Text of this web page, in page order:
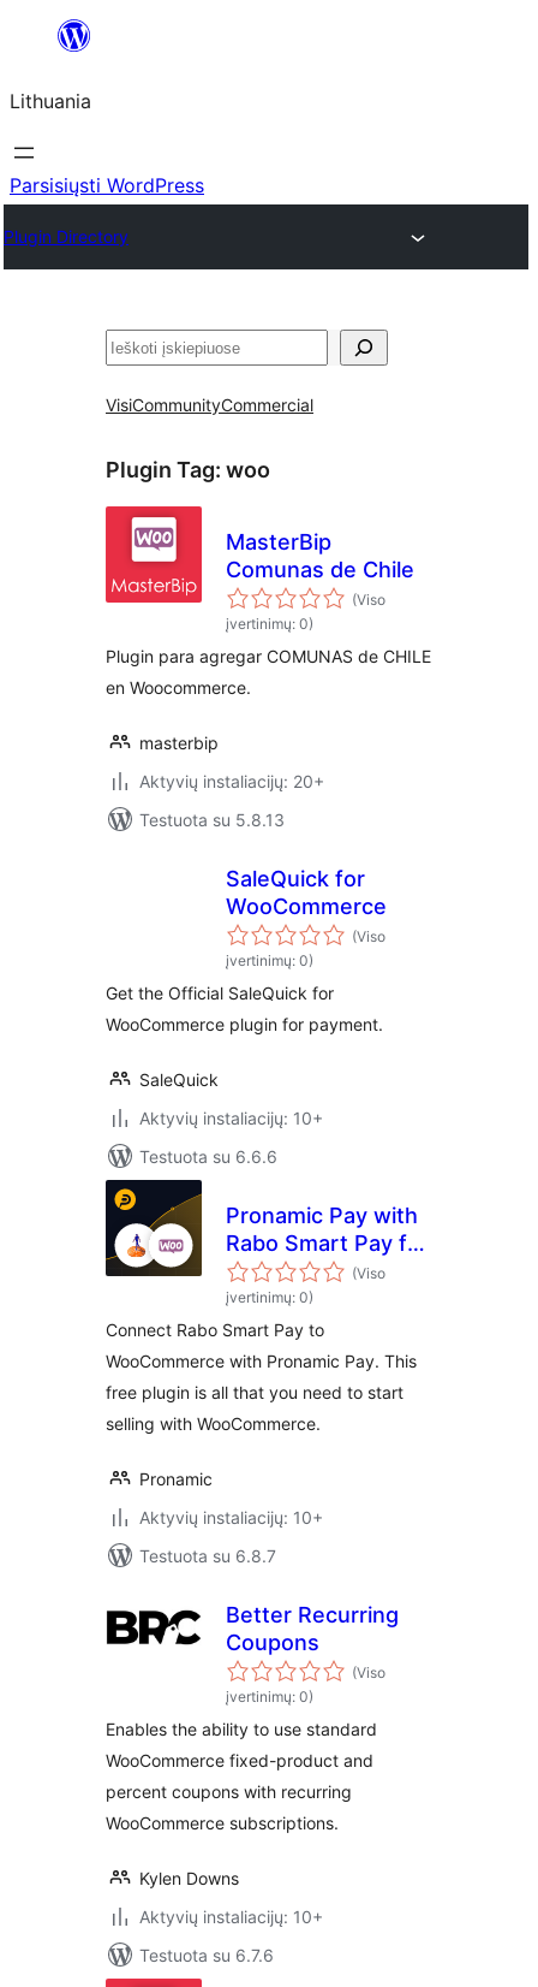
turinio
Lithuania
Parsisiųsti WordPress
Plugin Directory
Paieška
VisiCommunityCommercial
Plugin Tag: woo
MasterBip
Comunas de Chile
(Viso
įvertinimų: 0)
Plugin para agregar COMUNAS de CHILE
en Woocommerce.
masterbip
Aktyvių instaliacijų: 20+
Testuota su 5.8.13
SaleQuick for
WooCommerce
(Viso
įvertinimų: 0)
Get the Official SaleQuick for
WooCommerce plugin for payment.
SaleQuick
Aktyvių instaliacijų: 10+
Testuota su 6.6.6
Pronamic Pay with
Rabo Smart Pay for
WooCommerce
(Viso
įvertinimų: 0)
Connect Rabo Smart Pay to
WooCommerce with Pronamic Pay. This
free plugin is all that you need to start
selling with WooCommerce.
Pronamic
Aktyvių instaliacijų: 10+
Testuota su 6.8.7
Better Recurring
Coupons
(Viso
įvertinimų: 0)
Enables the ability to use standard
WooCommerce fixed-product and
percent coupons with recurring
WooCommerce subscriptions.
Kylen Downs
Aktyvių instaliacijų: 10+
Testuota su 6.7.6